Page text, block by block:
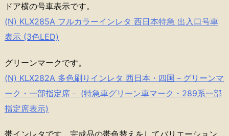
ドア横の号車表示です。
(N) KLX285A フルカラーインレタ 西日本特急 出入口号車
表示 (3色LED)
グリーンマークです。
(N) KLX282A 多色刷りインレタ 西日本・四国－グリーンマ
ーク・一部指定席－ (特急車グリーン車マーク・289系一部
指定席表示)